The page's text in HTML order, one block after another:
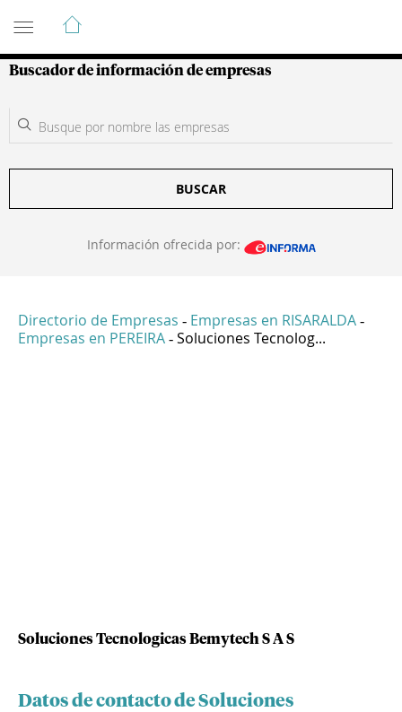
Guía de Empresas Colombianas
Buscador de información de empresas
BUSCAR
Información ofrecida por:
Directorio de Empresas - Empresas en RISARALDA -
Empresas en PEREIRA - Soluciones Tecnolog...
Soluciones Tecnologicas Bemytech S A S
Datos de contacto de Soluciones